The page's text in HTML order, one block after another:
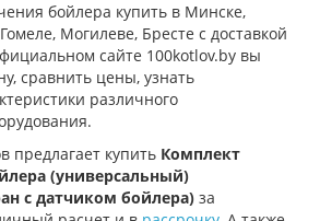
бойлера купить в Минске,
Могилеве, Бресте с доставкой
сайте 100kotlov.by вы
сравнить цены, узнать
различного
предлагает купить Комплект
(универсальный)
с датчиком бойлера) за